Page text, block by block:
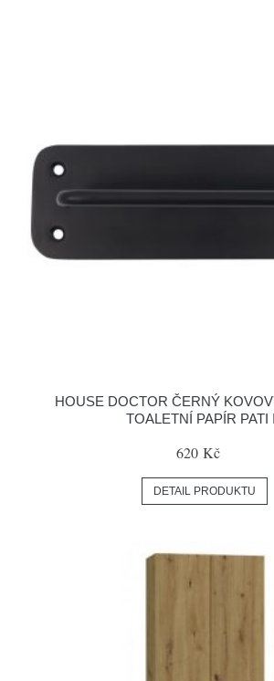
HOUSE DOCTOR ČERNÝ
TOALETNÍ PAPÍR PATI
620 Kč
DETAIL PRODUKTU